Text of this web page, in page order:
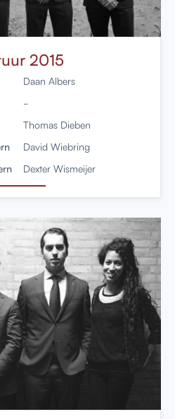
2015
Daan Albers
-
Thomas Dieben
David Wiebring
Dexter Wismeijer